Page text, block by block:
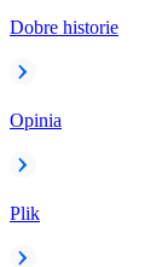
Dobre historie
Opinia
Plik